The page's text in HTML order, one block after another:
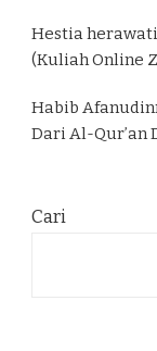
Hestia herawati
(Kuliah Online
Habib
Dari Al-Qur’an
Cari